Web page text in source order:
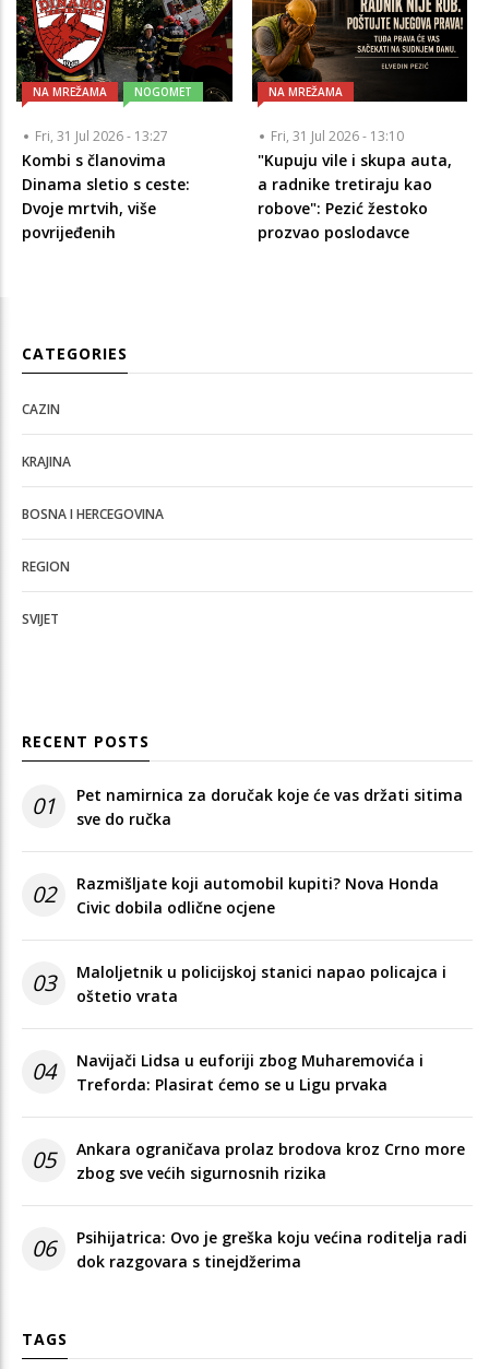
NA MREŽAMA NOGOMET
Fri, 31 Jul 2026 - 13:27
Kombi s članovima
Dinama sletio s ceste:
Dvoje mrtvih, više
povrijeđenih
NA MREŽAMA
Fri, 31 Jul 2026 - 13:10
"Kupuju vile i skupa auta,
a radnike tretiraju kao
robove": Pezić žestoko
prozvao poslodavce
CATEGORIES
CAZIN
KRAJINA
BOSNA I HERCEGOVINA
REGION
SVIJET
RECENT POSTS
01
Pet namirnica za doručak koje će vas držati sitima
sve do ručka
02
Razmišljate koji automobil kupiti? Nova Honda
Civic dobila odlične ocjene
03
Maloljetnik u policijskoj stanici napao policajca i
oštetio vrata
04
Navijači Lidsa u euforiji zbog Muharemovića i
Treforda: Plasirat ćemo se u Ligu prvaka
05
Ankara ograničava prolaz brodova kroz Crno more
zbog sve većih sigurnosnih rizika
06
Psihijatrica: Ovo je greška koju većina roditelja radi
dok razgovara s tinejdžerima
TAGS